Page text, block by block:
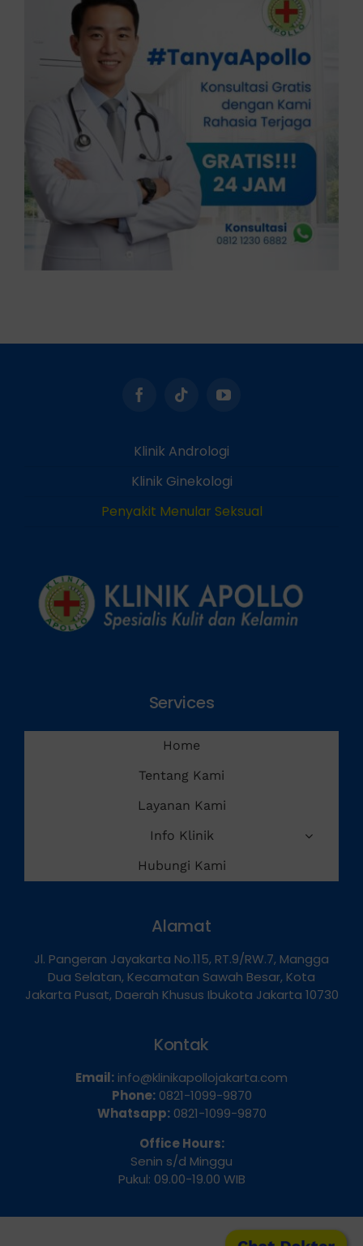
Hubungi Kami
Jl. Pangeran Jayakarta No.115, RT.9/RW.7, Mangga
Dua Selatan, Kecamatan Sawah Besar, Kota
Email:info@klinikapollojakarta.com
Phone:0821-1099-9870
Office Hours:
Senin s/d Minggu